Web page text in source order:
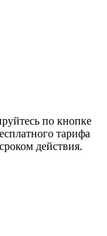
по кнопке
тарифа
действия.